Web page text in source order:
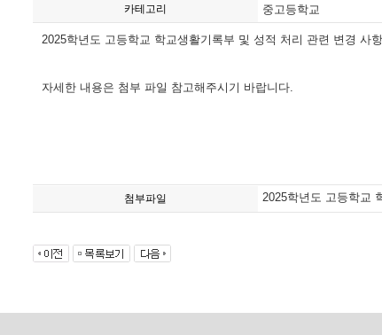
카테고리 중고등학교
2025학년도 고등학교 학교생활기록부 및 성적 처리 관련 변경 사
자세한 내용은 첨부 파일 참고해주시기 바랍니다.
첨부파일 2025학년도 고등학교